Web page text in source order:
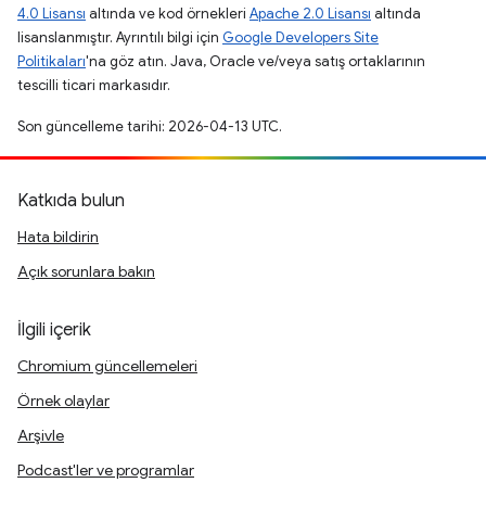
4.0 Lisansı altında ve kod örnekleri Apache 2.0 Lisansı altında
lisanslanmıştır. Ayrıntılı bilgi için Google Developers Site
Politikaları'na göz atın. Java, Oracle ve/veya satış ortaklarının
tescilli ticari markasıdır.
Son güncelleme tarihi: 2026-04-13 UTC.
Katkıda bulun
Hata bildirin
Açık sorunlara bakın
İlgili içerik
Chromium güncellemeleri
Örnek olaylar
Arşivle
Podcast'ler ve programlar